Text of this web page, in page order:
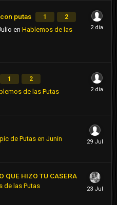
putas 1 2
en Hablemos de las
1 2
de las Putas
de Putas en Junin
QUE HIZO TU CASERA
de las Putas